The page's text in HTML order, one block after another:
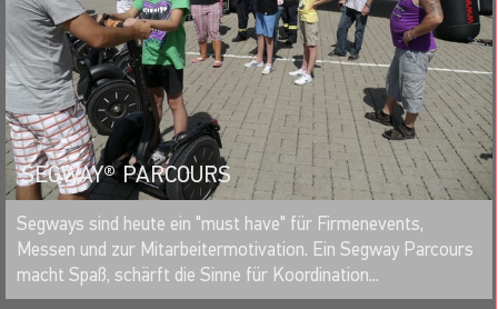
SEGWAY® PARCOURS
MERKEN
Segways sind heute ein "must have" für Firmenevents,
Messen und zur Mitarbeitermotivation. Ein Segway Parcours
macht Spaß, schärft die Sinne für Koordination...